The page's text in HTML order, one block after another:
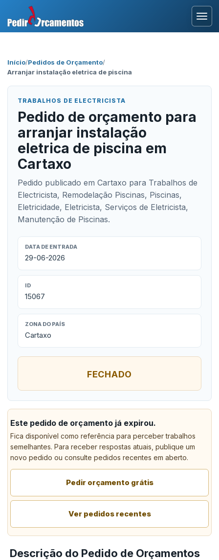
Início/Pedidos de Orçamento/
Arranjar instalação eletrica de piscina
TRABALHOS DE ELECTRICISTA
Pedido de orçamento para
arranjar instalação
eletrica de piscina em
Cartaxo
Pedido publicado em Cartaxo para Trabalhos de
Electricista, Remodelação Piscinas, Piscinas,
Eletricidade, Eletricista, Serviços de Eletricista,
Manutenção de Piscinas.
DATA DE ENTRADA
29-06-2026
ID
15067
ZONA DO PAÍS
Cartaxo
FECHADO
Este pedido de orçamento já expirou.
Fica disponível como referência para perceber trabalhos
semelhantes. Para receber respostas atuais, publique um
novo pedido ou consulte pedidos recentes em aberto.
Pedir orçamento grátis
Ver pedidos recentes
Descrição do Pedido de Orçamentos
Área Profissional
Como Funciona?
Testemunhos